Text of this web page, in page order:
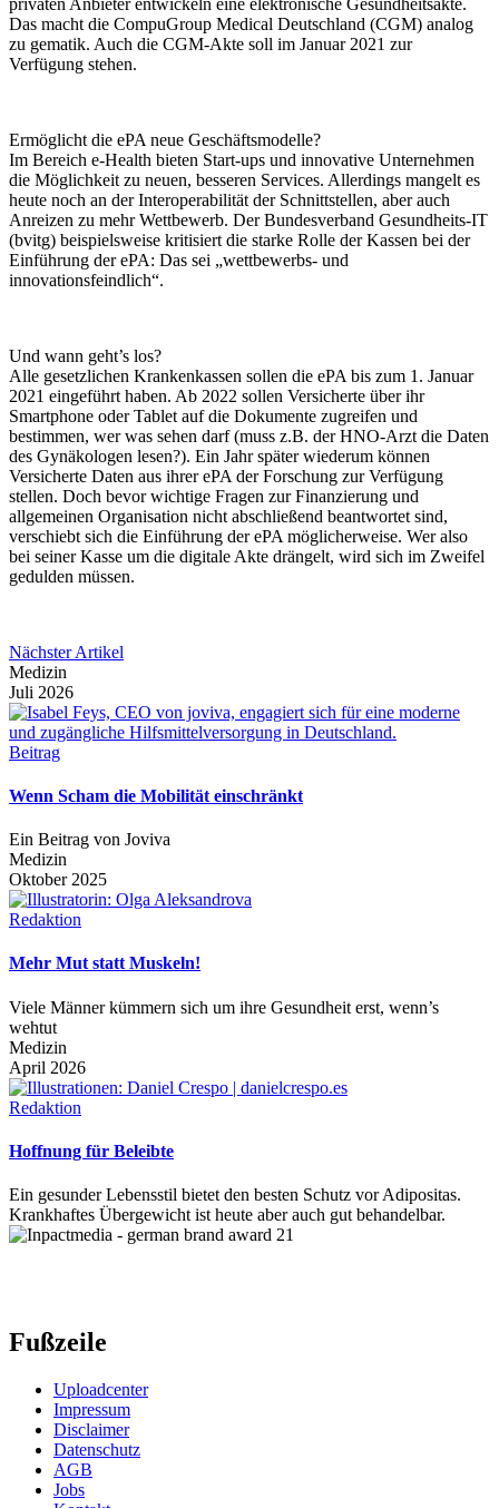
Das macht die CompuGroup Medical Deutschland (CGM) analog
zu gematik. Auch die CGM-Akte soll im Januar 2021 zur
Verfügung stehen.
Ermöglicht die ePA neue Geschäftsmodelle?
Im Bereich e-Health bieten Start-ups und innovative Unternehmen
die Möglichkeit zu neuen, besseren Services. Allerdings mangelt es
heute noch an der Interoperabilität der Schnittstellen, aber auch
Anreizen zu mehr Wettbewerb. Der Bundesverband Gesundheits-IT
(bvitg) beispielsweise kritisiert die starke Rolle der Kassen bei der
Einführung der ePA: Das sei „wettbewerbs- und
innovationsfeindlich“.
Und wann geht’s los?
Alle gesetzlichen Krankenkassen sollen die ePA bis zum 1. Januar
2021 eingeführt haben. Ab 2022 sollen Versicherte über ihr
Smartphone oder Tablet auf die Dokumente zugreifen und
bestimmen, wer was sehen darf (muss z.B. der HNO-Arzt die Daten
des Gynäkologen lesen?). Ein Jahr später wiederum können
Versicherte Daten aus ihrer ePA der Forschung zur Verfügung
stellen. Doch bevor wichtige Fragen zur Finanzierung und
allgemeinen Organisation nicht abschließend beantwortet sind,
verschiebt sich die Einführung der ePA möglicherweise. Wer also
bei seiner Kasse um die digitale Akte drängelt, wird sich im Zweifel
gedulden müssen.
Nächster Artikel
Medizin
Juli 2026
Beitrag
Wenn Scham die Mobilität einschränkt
Ein Beitrag von Joviva
Medizin
Oktober 2025
Redaktion
Mehr Mut statt Muskeln!
Viele Männer kümmern sich um ihre Gesundheit erst, wenn’s
wehtut
Medizin
April 2026
Redaktion
Hoffnung für Beleibte
Ein gesunder Lebensstil bietet den besten Schutz vor Adipositas.
Krankhaftes Übergewicht ist heute aber auch gut behandelbar.
Fußzeile
Uploadcenter
Impressum
Disclaimer
Datenschutz
AGB
Jobs